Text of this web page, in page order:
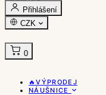
Přihlášení
CZK
0
🔥VÝPRODEJ
NÁUŠNICE